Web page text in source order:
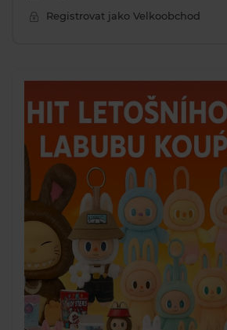
Registrovat jako Velkoobchod